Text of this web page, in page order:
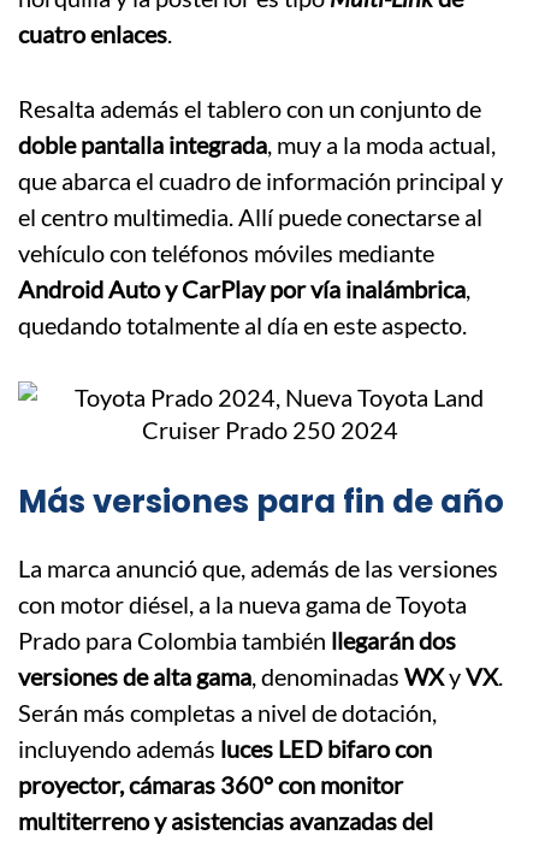
cuatro enlaces.
Resalta además el tablero con un conjunto de
doble pantalla integrada, muy a la moda actual,
que abarca el cuadro de información principal y
el centro multimedia. Allí puede conectarse al
vehículo con teléfonos móviles mediante
Android Auto y CarPlay por vía inalámbrica,
quedando totalmente al día en este aspecto.
Más versiones para fin de año
La marca anunció que, además de las versiones
con motor diésel, a la nueva gama de Toyota
Prado para Colombia también llegarán dos
versiones de alta gama, denominadas WXyVX.
Serán más completas a nivel de dotación,
incluyendo además luces LED bifaro con
proyector, cámaras 360° con monitor
multiterreno y asistencias avanzadas del